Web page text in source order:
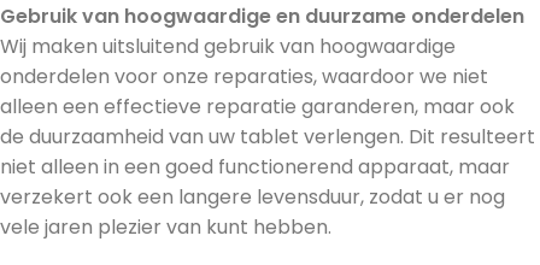
Gebruik van hoogwaardige en duurzame onderdelen
Wij maken uitsluitend gebruik van hoogwaardige
onderdelen voor onze reparaties, waardoor we niet
alleen een effectieve reparatie garanderen, maar ook
de duurzaamheid van uw tablet verlengen. Dit resulteert
niet alleen in een goed functionerend apparaat, maar
verzekert ook een langere levensduur, zodat u er nog
vele jaren plezier van kunt hebben.